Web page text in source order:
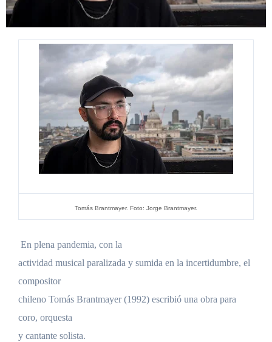
Tomás Brantmayer. Foto: Jorge Brantmayer.
En plena pandemia, con la
actividad musical paralizada y sumida en la incertidumbre, el
compositor
chileno Tomás Brantmayer (1992) escribió una obra para
coro, orquesta
y cantante solista.